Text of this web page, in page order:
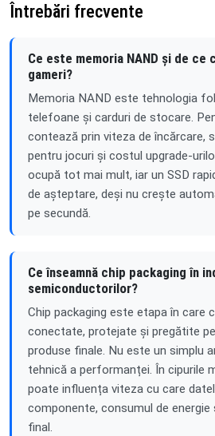
Întrebări frecvente
Ce este memoria NAND și de ce
gameri?
Memoria NAND este tehnologia
telefoane și carduri de stocare.
contează prin viteza de încărcare,
pentru jocuri și costul upgrade-
ocupă tot mai mult, iar un SSD
de așteptare, deși nu crește
pe secundă.
Ce înseamnă chip packaging în
semiconductorilor?
Chip packaging este etapa în care
conectate, protejate și pregătite
produse finale. Nu este un simplu
tehnică a performanței. În cipurile
poate influența viteza cu care
componente, consumul de
final.